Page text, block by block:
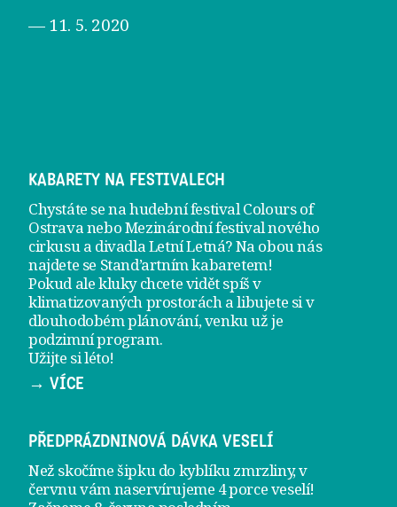
— 11. 5. 2020
KABARETY NA FESTIVALECH
Chystáte se na hudební festival Colours of
Ostrava nebo Mezinárodní festival nového
cirkusu a divadla Letní Letná? Na obou nás
najdete se Stand’artním kabaretem!
Pokud ale kluky chcete vidět spíš v
klimatizovaných prostorách a libujete si v
dlouhodobém plánování, venku už je
podzimní program.
Užijte si léto!
→ VÍCE
PŘEDPRÁZDNINOVÁ DÁVKA VESELÍ
Než skočíme šipku do kyblíku zmrzliny, v
červnu vám naservírujeme 4 porce veselí!